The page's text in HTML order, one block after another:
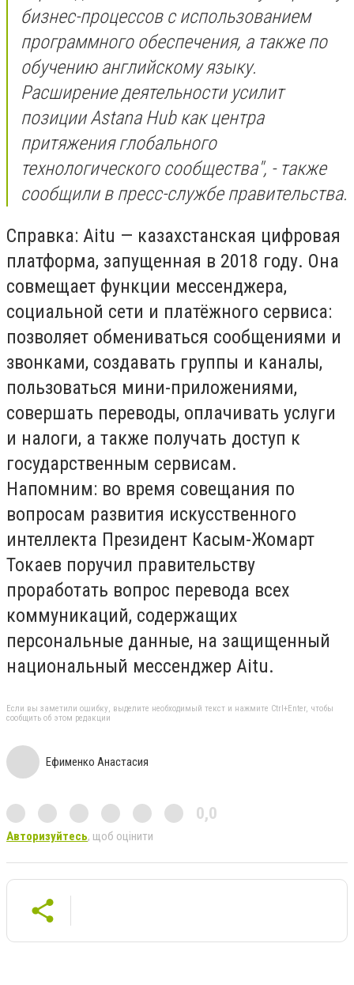
бизнес-процессов с использованием
программного обеспечения, а также по
обучению английскому языку.
Расширение деятельности усилит
позиции Astana Hub как центра
притяжения глобального
технологического сообщества", - также
сообщили в пресс-службе правительства.
Справка: Aitu — казахстанская цифровая
платформа, запущенная в 2018 году. Она
совмещает функции мессенджера,
социальной сети и платёжного сервиса:
позволяет обмениваться сообщениями и
звонками, создавать группы и каналы,
пользоваться мини-приложениями,
совершать переводы, оплачивать услуги
и налоги, а также получать доступ к
государственным сервисам.
Напомним: во время совещания по
вопросам развития искусственного
интеллекта Президент Касым-Жомарт
Токаев поручил правительству
проработать вопрос перевода всех
коммуникаций, содержащих
персональные данные, на защищенный
национальный мессенджер Aitu.
Если вы заметили ошибку, выделите необходимый текст и нажмите Ctrl+Enter, чтобы
сообщить об этом редакции
Ефименко Анастасия
0,0
Авторизуйтесь, щоб оцінити